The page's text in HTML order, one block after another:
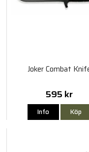
Joker Combat
595 kr
Info Köp